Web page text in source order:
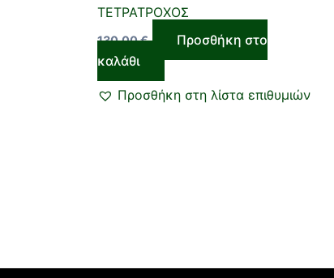
ΤΕΤΡΑΤΡΟΧΟΣ
130,00€
Προσθήκη στο
καλάθι
Προσθήκη στη λίστα επιθυμιών